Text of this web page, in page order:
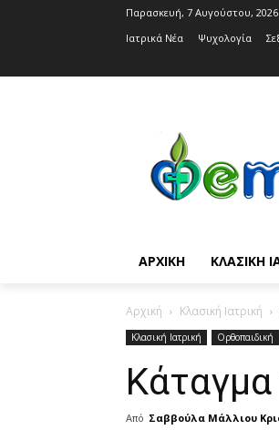
Παρασκευή, 7 Αυγούστου, 2026
Ιατρικά Νέα
Ψυχολογία
ΑΡΧΙΚΉ ΚΛΑΣΙΚΉ
Αρχική Κλασική Ιατρική
Κλασική Ιατρική Ορθοπαιδική
Από Σαββούλα Μάλλιου